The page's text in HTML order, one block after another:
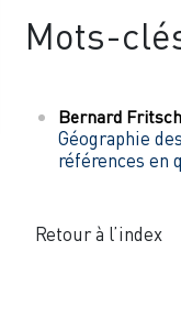
Mots-
Bernard Fritsch
Géographie
références en
Retour à l’index